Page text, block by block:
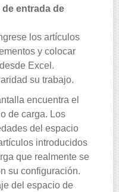
de entrada de
los artículos
y colocar
Excel.
su trabajo.
encuentra el
de carga. Los
del espacio
introducidos
que realmente se
su configuración.
del espacio de